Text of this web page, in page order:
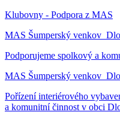
Klubovny - Podpora z MAS
MAS Šumperský
Podporujeme spolkový a
MAS Šumperský
Pořízení interiérového
a komunitní činnost v obci